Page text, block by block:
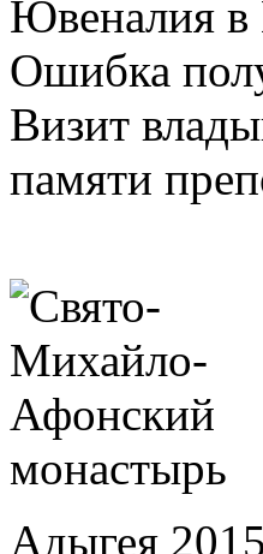
Ювеналия
Ошибка
Визит
памяти
Адыгея